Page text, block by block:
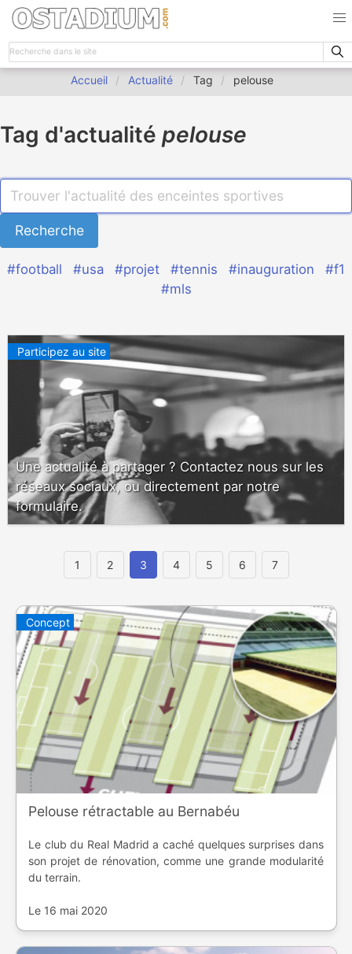
Accueil Actualité Tag pelouse
Tag d'actualité pelouse
#football #usa #projet #tennis #inauguration
#f1
#mls
Participez au site
Une actualité à partager ? Contactez nous sur les
réseaux sociaux, ou directement par notre
formulaire.
1 2 3 4 5 6 7
Concept
Pelouse rétractable au Bernabéu
Le club du Real Madrid a caché quelques surprises dans
son projet de rénovation, comme une grande modularité
du terrain.
Le 16 mai 2020